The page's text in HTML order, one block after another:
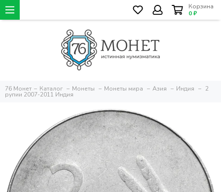
Корзина
0 ₽
76 Монет Каталог Монеты Монеты мира Азия Индия 2
рупии 2007-2011 Индия